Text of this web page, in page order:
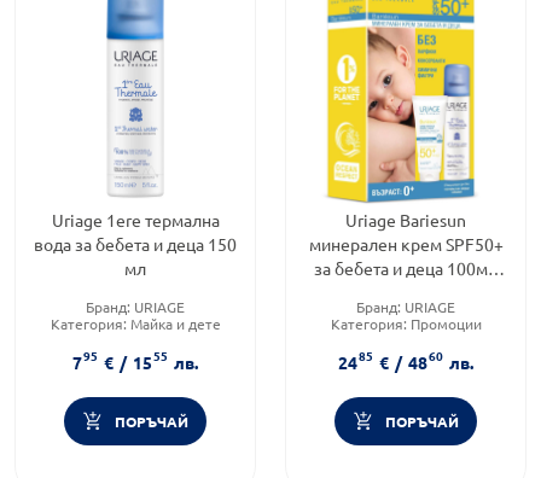
Uriage 1ere термална
вода за бебета и деца 150
мл
Бранд: URIAGE
Категория: Майка и дете
термална вода
795 € / 1555 лв.
ПОРЪЧАЙ
Uriage Bariesun
минерален крем SPF50+
за бебета и деца 100мл
150мл
Бранд: URIAGE
Категория: Промоции
комплект
2485 € / 4860 лв.
ПОРЪЧАЙ